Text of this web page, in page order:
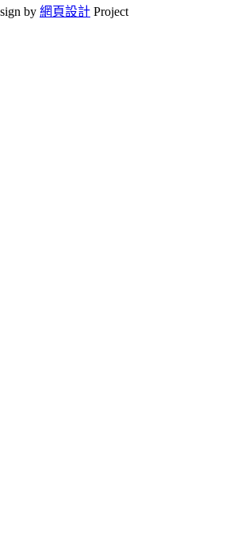
by 網頁設計 Project